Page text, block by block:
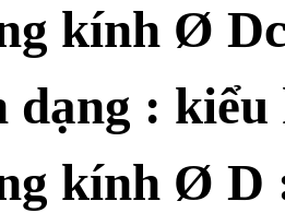
kính Ø
dạng : kiểu
kính Ø D